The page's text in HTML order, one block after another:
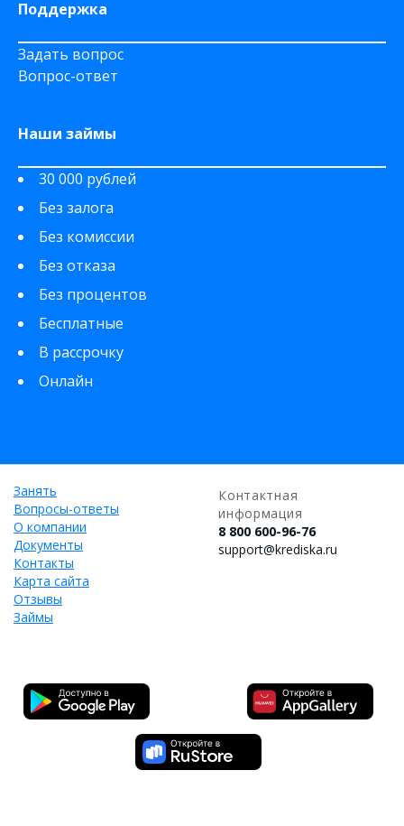
Поддержка
Задать вопрос
Вопрос-ответ
Наши займы
30 000 рублей
Без залога
Без комиссии
Без отказа
Без процентов
Бесплатные
В рассрочку
Онлайн
Занять
Вопросы-ответы
О компании
Документы
Контакты
Карта сайта
Отзывы
Займы
Контактная
информация
8 800 600-96-76
support@krediska.ru